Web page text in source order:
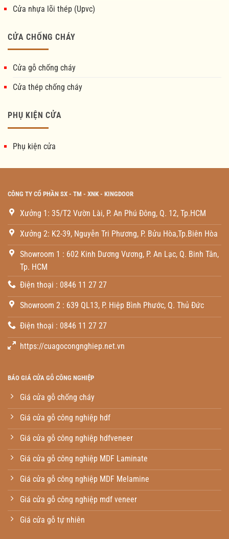
Cửa nhựa lõi thép (Upvc)
CỬA CHỐNG CHÁY
Cửa gỗ chống cháy
Cửa thép chống cháy
PHỤ KIỆN CỬA
Phụ kiện cửa
CÔNG TY CỔ PHẦN SX - TM - XNK - KINGDOOR
Xưởng 1: 35/T2 Vườn Lài, P. An Phú Đông, Q. 12, Tp.HCM
Xưởng 2: K2-39, Nguyễn Tri Phương, P. Bửu Hòa,Tp.Biên Hòa
Showroom 1 : 602 Kinh Dương Vương, P. An Lạc, Q. Binh Tân,
Tp. HCM
Điện thoại : 0846 11 27 27
Showroom 2 : 639 QL13, P. Hiệp Bình Phước, Q. Thủ Đức
Điện thoại : 0846 11 27 27
https://cuagocongnghiep.net.vn
BÁO GIÁ CỬA GỖ CÔNG NGHIỆP
Giá cửa gỗ chống cháy
Giá cửa gỗ công nghiệp hdf
Giá cửa gỗ công nghiệp hdfveneer
Giá cửa gỗ công nghiệp MDF Laminate
Giá cửa gỗ công nghiệp MDF Melamine
Giá cửa gỗ công nghiệp mdf veneer
Giá cửa gỗ tự nhiên